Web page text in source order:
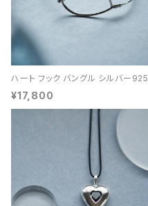
ハート フック バングル シルバー925
¥17,800